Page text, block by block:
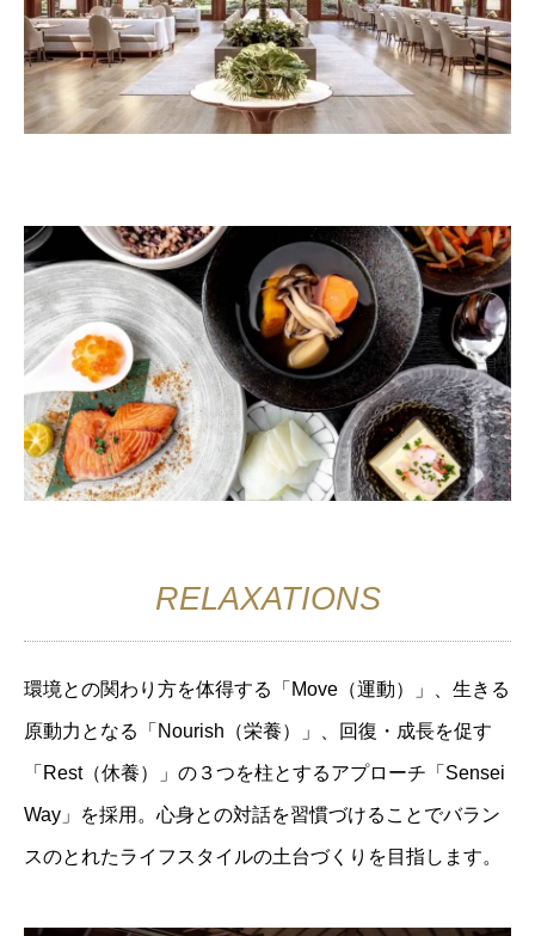
RELAXATIONS
環境との関わり方を体得する「Move（運動）」、生きる
原動力となる「Nourish（栄養）」、回復・成長を促す
「Rest（休養）」の３つを柱とするアプローチ「Sensei
Way」を採用。心身との対話を習慣づけることでバラン
スのとれたライフスタイルの土台づくりを目指します。